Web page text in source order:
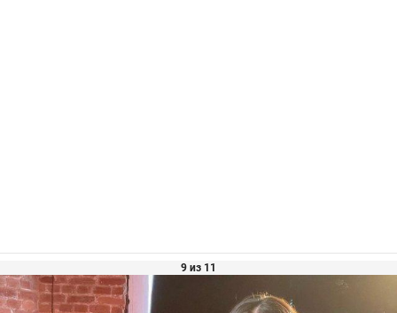
9 из 11